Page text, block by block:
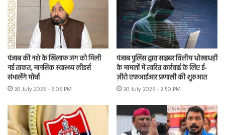
पंजाब की नशे के खिलाफ जंग को मिली
नई ताकत, मानसिक स्वास्थ्य लीडर्स
संभालेंगे मोर्चा
30 July 2026 - 6:06 PM
पंजाब पुलिस द्वारा साइबर वित्तीय धोखाधड़ी
के मामलों में त्वरित कार्रवाई के लिए ई-
ज़ीरो एफआईआर प्रणाली की शुरुआत
30 July 2026 - 3:50 PM